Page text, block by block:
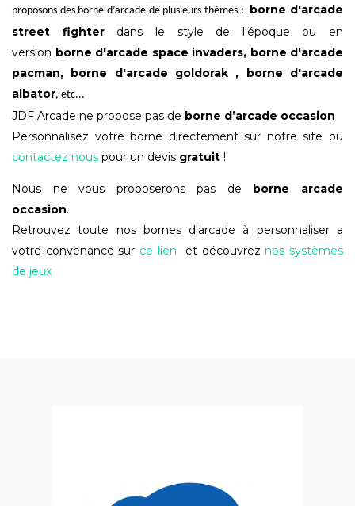
proposons des borne d’arcade de plusieurs thèmes : borne d'arcade
street fighterdans le style de l'époque ou en
version borne d'arcade space invaders, borne d'arcade
pacman, borne d'arcade goldorak , borne d'arcade
albator, etc...
JDF Arcade ne propose pas de borne d’arcade occasion
Personnalisez votre borne directement sur notre site ou
contactez nous pour un devis gratuit !
Nous ne vous proposerons pas de borne arcade
occasion.
Retrouvez toute nos bornes d'arcade à personnaliser a
votre convenance sur ce lien et découvreznos systèmes
de jeux